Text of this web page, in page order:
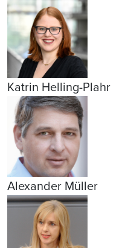
Katrin Helling-Plahr
Alexander Müller